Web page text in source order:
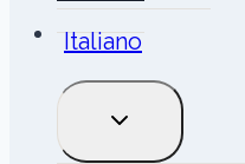
Italiano
ALTERNA
MENU